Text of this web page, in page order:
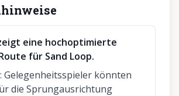
eine hochoptimierte
für Sand Loop.
: Gelegenheitsspieler könnten
die Sprungausrichtung